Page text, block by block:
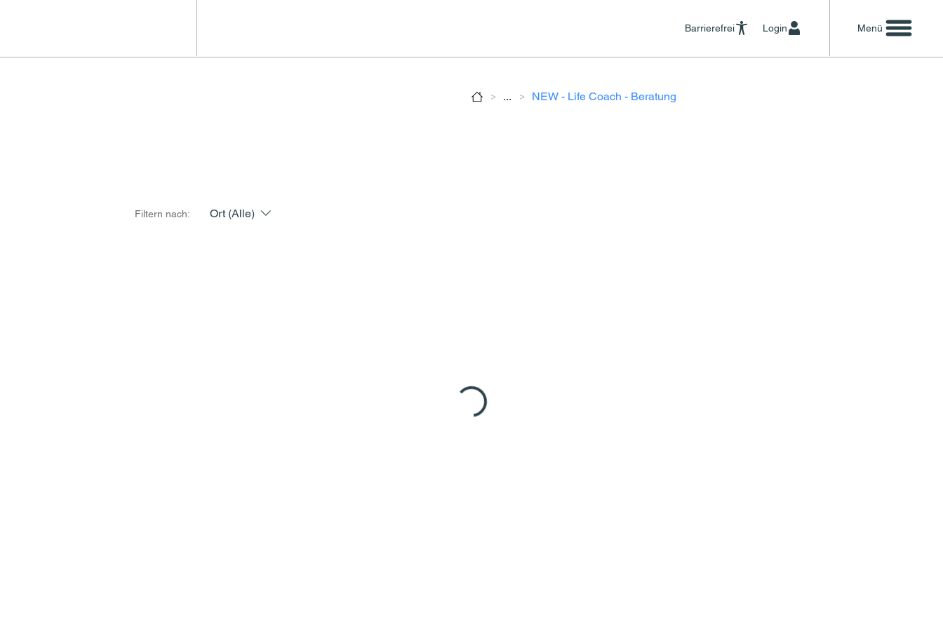
Menü
Barrierefrei Login
> ... > NEW - Life Coach - Beratung
Filtern nach: Ort (Alle)